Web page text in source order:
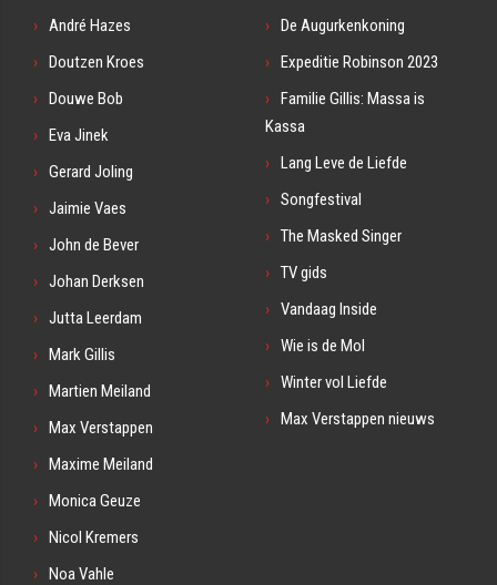
André Hazes
Doutzen Kroes
Douwe Bob
Eva Jinek
Gerard Joling
Jaimie Vaes
John de Bever
Johan Derksen
Jutta Leerdam
Mark Gillis
Martien Meiland
Max Verstappen
Maxime Meiland
Monica Geuze
Nicol Kremers
Noa Vahle
De Augurkenkoning
Expeditie Robinson 2023
Familie Gillis: Massa is
Kassa
Lang Leve de Liefde
Songfestival
The Masked Singer
TV gids
Vandaag Inside
Wie is de Mol
Winter vol Liefde
Max Verstappen nieuws